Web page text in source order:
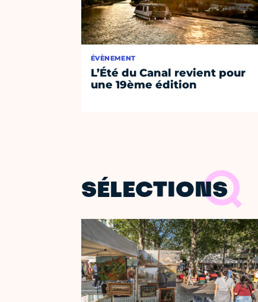
ÉVÈNEMENT
L’Été du Canal revient pour
une 19ème édition
SÉLECTIONS